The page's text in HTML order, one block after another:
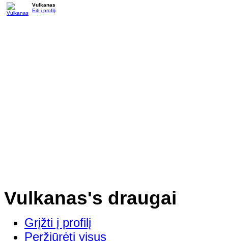
Vulkanas
Eiti į profilį
Vulkanas's draugai
Grįžti į profilį
Peržiūrėti visus